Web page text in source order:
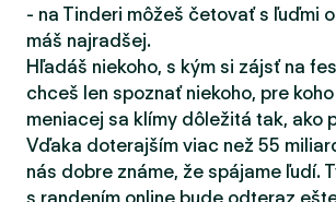
- na Tinderi môžeš četovať s ľuďmi
máš najradšej.
Hľadáš niekoho, s kým si zájsť na
chceš len spoznať niekoho, pre
meniacej sa klímy dôležitá tak, ako
Vďaka doterajším viac než 55
nás dobre známe, že spájame ľudí.
s randením online bude odteraz